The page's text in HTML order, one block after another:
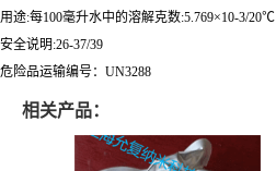
用途:每100毫升水中的溶解克数:5.769×10-3/20℃
安全说明:26-37/39
危险品运输编号：UN3288
相关产品：